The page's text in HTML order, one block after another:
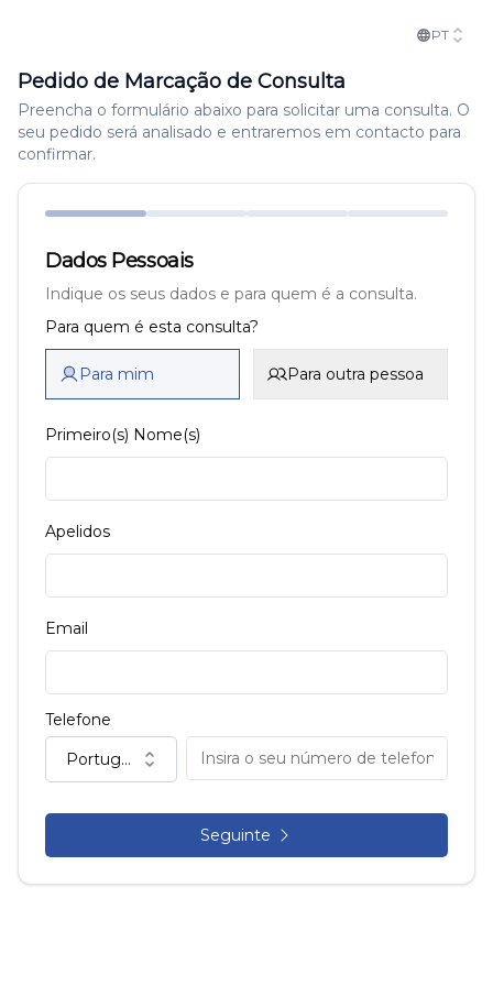
PT
Pedido de Marcação de Consulta
Preencha o formulário abaixo para solicitar uma consulta. O
seu pedido será analisado e entraremos em contacto para
confirmar.
Dados Pessoais
Indique os seus dados e para quem é a consulta.
Para quem é esta consulta?
Para mim Para outra pessoa
Primeiro(s) Nome(s)
Apelidos
Email
Telefone
Portugal (+351)
Seguinte